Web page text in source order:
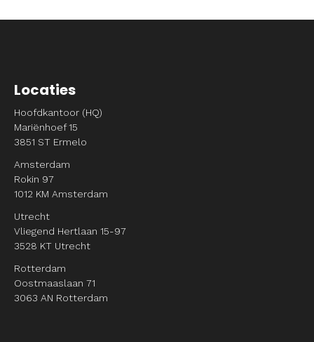
Locaties
Hoofdkantoor (HQ)
Mariënhoef 15
3851 ST Ermelo
Amsterdam
Rokin 97
1012 KM Amsterdam
Utrecht
Vliegend Hertlaan 15-97
3528 KT Utrecht
Rotterdam
Oostmaaslaan 71
3063 AN Rotterdam